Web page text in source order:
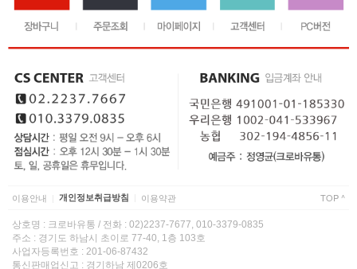
이용안내 개인정보취급방침 이용약관 TOP ^
상호명 : 크로바유통 / 전화 : 02)2237-7677, 010-3379-0835
주소 : 경기도 하남시 초이로 77-40, 1층 103호
사업자등록번호 : 201-06-87432
통신판매업신고 : 경기하남 제0206호